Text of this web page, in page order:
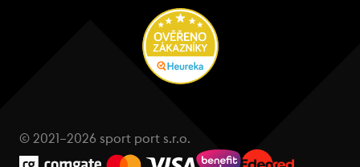
© 2021–2026 sport port s.r.o.